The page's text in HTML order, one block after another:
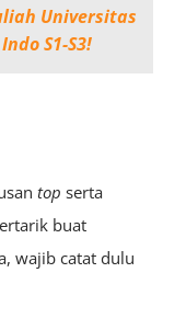
Universitas
S1-S3!
top serta
buat
wajib catat dulu